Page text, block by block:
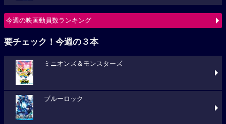
今週の映画動員数ランキング
要チェック！今週の３本
ミニオンズ＆モンスターズ
ブルーロック